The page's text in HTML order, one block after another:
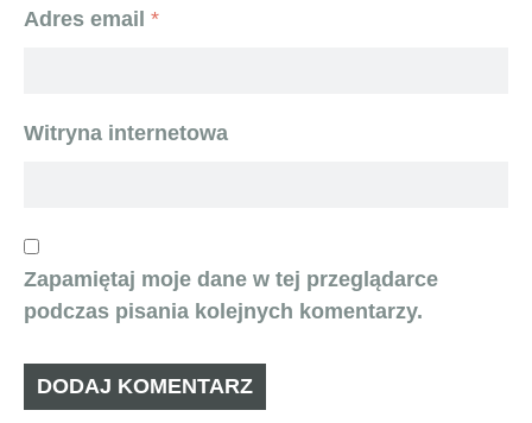
Adres email *
Witryna internetowa
Zapamiętaj moje dane w tej przeglądarce
podczas pisania kolejnych komentarzy.